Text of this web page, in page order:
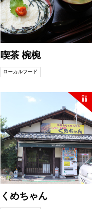
喫茶 椀椀
ローカルフード
くめちゃん